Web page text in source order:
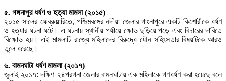
৫. গঙ্গনাপুর ধর্ষণ ও হত্যা মামলা (২০১৫)
২০১৫ সালের ফেব্রুয়ারিতে, পশ্চিমবঙ্গের নদীয়া জেলার গাংনাপুরে একটি কিশোরীকে ধর্ষণ
ও হত্যার ঘটনা ঘটে। এ ঘটনায় স্থানীয় পর্যায়ে ক্ষোভ ছড়িয়ে পড়ে এবং বিচারের দাবিতে
বিক্ষোভ হয়। এই মামলাটি রাজ্যে মহিলাদের বিরুদ্ধে যৌন সহিংসতার বিষয়টিকে আরও
তুলে ধরেছে।
৬. বামনঘাটা ধর্ষণ মামলা (২০১৭)
জুলাই ২০১৭: দক্ষিণ ২৪পরগনা জেলার বামনঘাটায় এক মহিলাকে গণধর্ষণ করা হয়েছে বলে